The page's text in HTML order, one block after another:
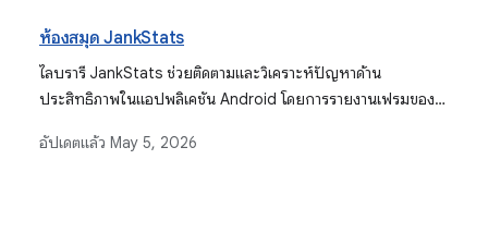
ห้องสมุด JankStats
ไลบรารี JankStats ช่วยติดตามและวิเคราะห์ปัญหาด้าน
ประสิทธิภาพในแอปพลิเคชัน Android โดยการรายงานเฟรมของ
เช่น ฮิวริสติกของการกระตุก และบริบทสถานะ UI
อัปเดตแล้ว May 5, 2026